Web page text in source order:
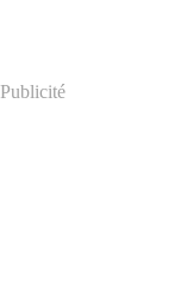
Publicité